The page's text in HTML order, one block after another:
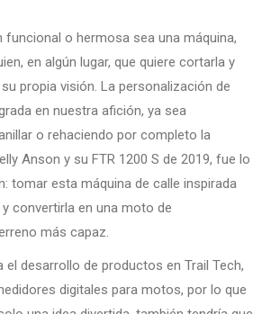
funcional o hermosa sea una máquina,
en algún lugar, que quiere cortarla y
propia visión. La personalización de
en nuestra afición, ya sea
o rehaciendo por completo la
Anson y su FTR 1200 S de 2019, fue lo
tomar esta máquina de calle inspirada
convertirla en una moto de
más capaz.
el desarrollo de productos en Trail Tech,
digitales para motos, por lo que